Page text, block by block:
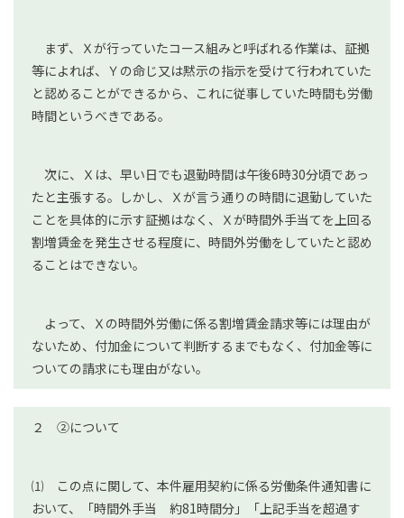
まず、Ｘが行っていたコース組みと呼ばれる作業は、証拠
等によれば、Ｙの命じ又は黙示の指示を受けて行われていた
と認めることができるから、これに従事していた時間も労働
時間というべきである。
次に、Ｘは、早い日でも退勤時間は午後6時30分頃であっ
たと主張する。しかし、Ｘが言う通りの時間に退勤していた
ことを具体的に示す証拠はなく、Ｘが時間外手当てを上回る
割増賃金を発生させる程度に、時間外労働をしていたと認め
ることはできない。
よって、Ｘの時間外労働に係る割増賃金請求等には理由が
ないため、付加金について判断するまでもなく、付加金等に
ついての請求にも理由がない。
２ ②について
⑴ この点に関して、本件雇用契約に係る労働条件通知書に
おいて、「時間外手当 約81時間分」「上記手当を超過す